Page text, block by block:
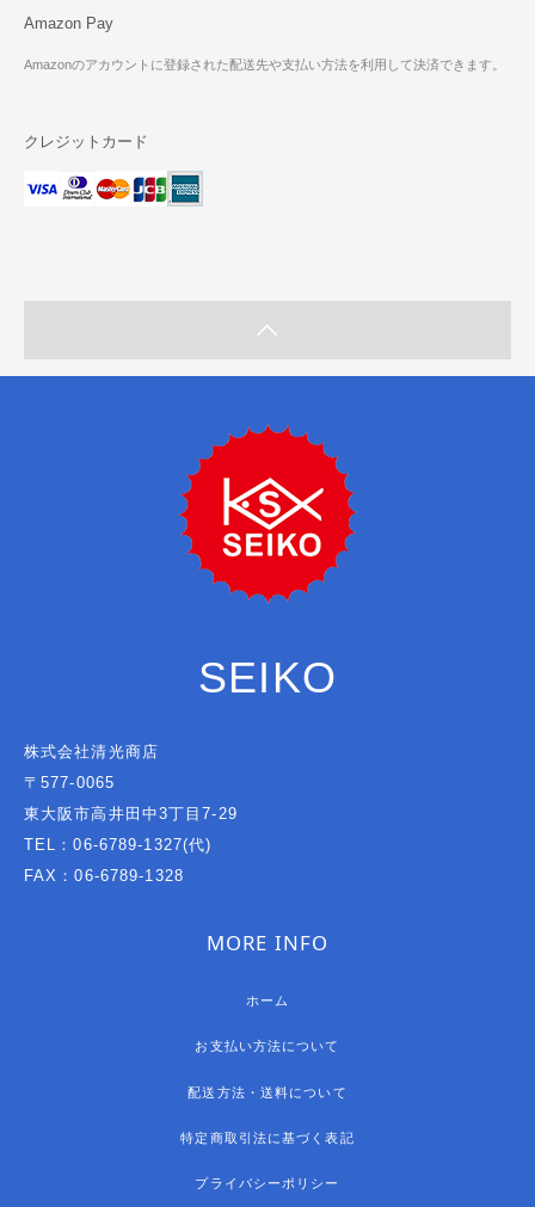
Amazon Pay
Amazonのアカウントに登録された配送先や支払い方法を利用して決済できます。
クレジットカード
SEIKO
株式会社清光商店
〒577-0065
東大阪市高井田中3丁目7-29
TEL：06-6789-1327(代)
FAX：06-6789-1328
MORE INFO
ホーム
お支払い方法について
配送方法・送料について
特定商取引法に基づく表記
プライバシーポリシー